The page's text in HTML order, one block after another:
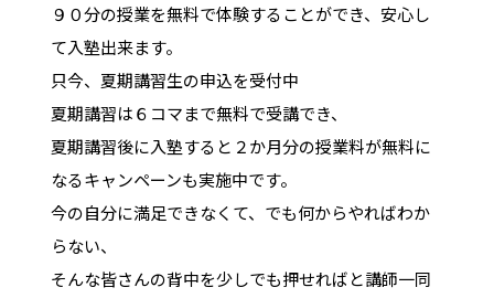
９０分の授業を無料で体験することができ、安心し
て入塾出来ます。
只今、夏期講習生の申込を受付中
夏期講習は６コマまで無料で受講でき、
夏期講習後に入塾すると２か月分の授業料が無料に
なるキャンペーンも実施中です。
今の自分に満足できなくて、でも何からやればわか
らない、
そんな皆さんの背中を少しでも押せればと講師一同